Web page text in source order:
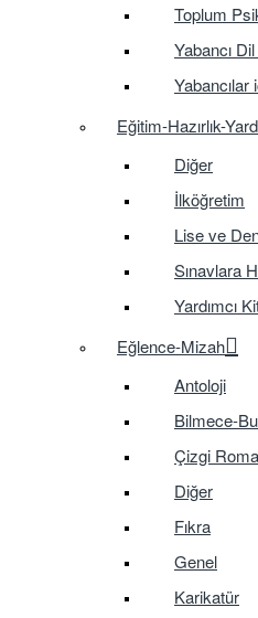
Toplum
Yabancı
Eğitim-Hazırlık-
Diğer
İlköğretim
Lise ve
Sınavlara
Yardımcı
Eğlence-Mizah
Antoloji
Bilmece-
Çizgi
Diğer
Fıkra
Genel
Karikatür